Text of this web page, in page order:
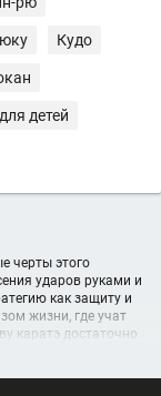
Кудо
детей
черты этого
ударов руками и
как защиту и
жизни, где учат
каратэ достаточно